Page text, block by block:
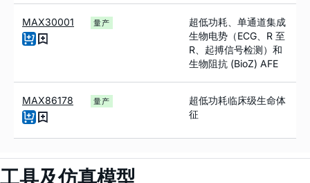
MAX30001 量产
超低功耗、单通道集成
生物电势（ECG、R 至
R、起搏信号检测）和
生物阻抗 (BioZ) AFE
MAX86178 量产
超低功耗临床级生命体
征
工具及仿真模型